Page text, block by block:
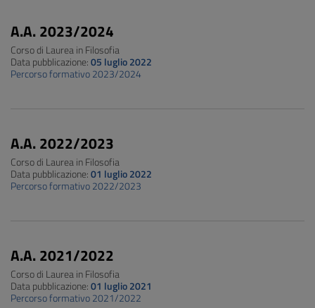
A.A. 2023/2024
Corso di Laurea in Filosofia
Data pubblicazione:05 luglio 2022
Percorso formativo 2023/2024
A.A. 2022/2023
Corso di Laurea in Filosofia
Data pubblicazione:01 luglio 2022
Percorso formativo 2022/2023
A.A. 2021/2022
Corso di Laurea in Filosofia
Data pubblicazione:01 luglio 2021
Percorso formativo 2021/2022